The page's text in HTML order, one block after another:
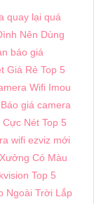
quay lại quá
Nên Dùng
báo giá
Giá Rẻ Top 5
Wifi Imou
Báo giá camera
Cực Nét Top 5
wifi ezviz mới
Có Màu
Top 5
Ngoài Trời Lắp